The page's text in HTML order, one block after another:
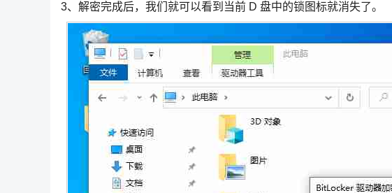
3、解密完成后，我们就可以看到当前 D 盘中的锁图标就消失了。